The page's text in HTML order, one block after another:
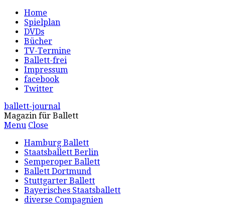
Home
Spielplan
DVDs
Bücher
TV-Termine
Ballett-frei
Impressum
facebook
Twitter
ballett-journal
Magazin für Ballett
Menu Close
Hamburg Ballett
Staatsballett Berlin
Semperoper Ballett
Ballett Dortmund
Stuttgarter Ballett
Bayerisches Staatsballett
diverse Compagnien